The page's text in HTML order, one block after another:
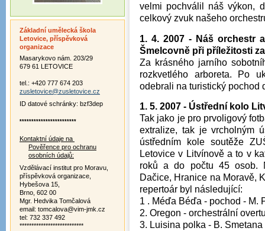
velmi pochválil náš výkon,
celkový zvuk našeho
1. 4. 2007 - Náš orchestr
Šmelcovně při příležitosti
Za krásného jarního
rozkvetlého arboreta. Po
odebrali na turistický pochod
1. 5. 2007 - Ústřední kolo
Tak jako je pro prvoligový
extralize, tak je vrcholným
ústředním kole soutěže
Letovice v Litvínově a to v
roků a do počtu 45 osob.
Dačice, Hranice na Moravě,
repertoár byl následující:
1 . Méďa Béďa - pochod - M.
2. Oregon - orchestrální
3. Luisina polka - B. Smetana
Základní umělecká škola
Letovice, příspěvková
organizace
Masarykovo nám. 203/29
679 61 LETOVICE
tel.: +420 777 674 203
zusletovice@zusletovice.cz
ID datové schránky: bzf3dep
************************
Kontaktní údaje na
Pověřence pro ochranu
osobních údajů:
Vzdělávací institut pro Moravu,
příspěvková organizace,
Hybešova 15,
Brno, 602 00
Mgr. Hedvika Tomčalová
email: tomcalova@vim-jmk.cz
tel: 732 337 492
***************************